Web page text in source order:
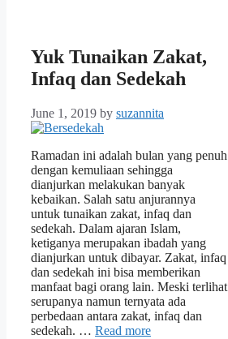
Yuk Tunaikan Zakat,
Infaq dan Sedekah
June 1, 2019 by suzannita
Ramadan ini adalah bulan yang penuh
dengan kemuliaan sehingga
dianjurkan melakukan banyak
kebaikan. Salah satu anjurannya
untuk tunaikan zakat, infaq dan
sedekah. Dalam ajaran Islam,
ketiganya merupakan ibadah yang
dianjurkan untuk dibayar. Zakat, infaq
dan sedekah ini bisa memberikan
manfaat bagi orang lain. Meski terlihat
serupanya namun ternyata ada
perbedaan antara zakat, infaq dan
sedekah. … Read more